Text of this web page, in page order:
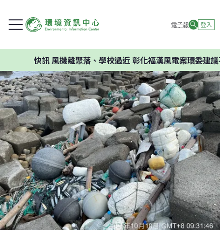
電子報 登入
風機離聚落、學校過近 彰化福漢風電案環委建議不應開發